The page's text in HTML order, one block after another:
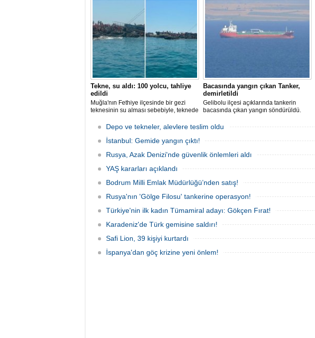
Tekne, su aldı: 100 yolcu, tahliye
edildi
Muğla'nın Fethiye ilçesinde bir gezi
teknesinin su alması sebebiyle, teknede
teknenin batmaması için bölgede
kurtarma çalışması başlatıldı.
Bacasında yangın çıkan Tanker,
demirletildi
Gelibolu ilçesi açıklarında tankerin
bacasında çıkan yangın söndürüldü.
Sahası'na demirletildi.
Depo ve tekneler, alevlere teslim oldu
İstanbul: Gemide yangın çıktı!
Rusya, Azak Denizi'nde güvenlik önlemleri aldı
YAŞ kararları açıklandı
Bodrum Milli Emlak Müdürlüğü’nden satış!
Rusya'nın 'Gölge Filosu' tankerine operasyon!
Türkiye'nin ilk kadın Tümamiral adayı: Gökçen Fırat!
Karadeniz'de Türk gemisine saldırı!
Safi Lion, 39 kişiyi kurtardı
İspanya'dan göç krizine yeni önlem!